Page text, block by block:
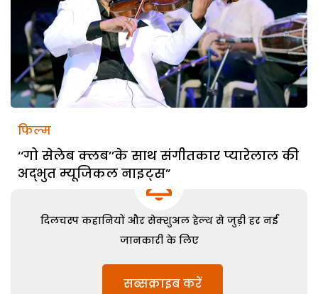
फिल्म
‘‘गो सेलेब क्लब’’के साथ संगीतकार प्यारेलाल की
अद्भुत म्यूजिकल नाइट्स”
दिलचस्प कहानियों और सेक्शुअल हेल्थ से जुड़ी हर नई
जानकारी के लिए
सब्सक्राइब करें